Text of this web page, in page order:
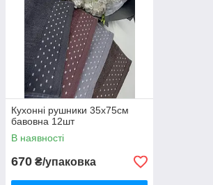
Кухонні рушники 35х75см
бавовна 12шт
В наявності
670 ₴/упаковка